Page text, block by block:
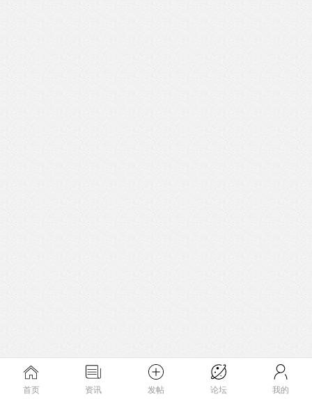
首页 资讯 发帖 论坛 我的